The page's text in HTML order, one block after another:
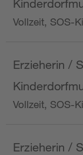
Vollzeit, SOS-
Erzieherin /
Vollzeit, SOS-
Erzieherin /